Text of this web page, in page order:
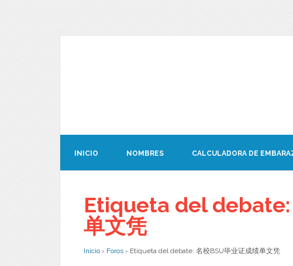
INICIO NOMBRES CALCULADORA DE
Etiqueta del debate:
单文凭
Inicio › Foros › Etiqueta del debate: 名校BSU毕业证成绩单文凭